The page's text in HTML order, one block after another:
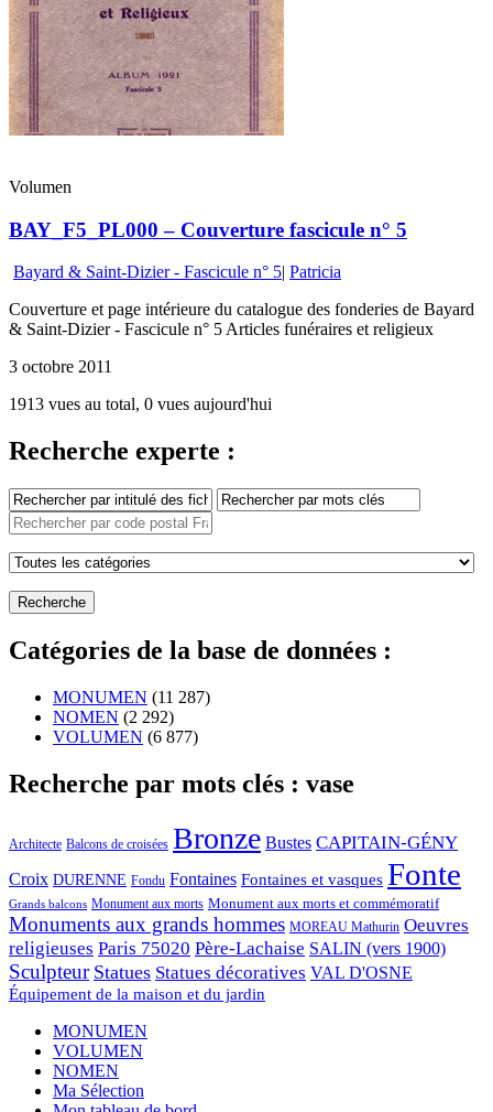
Volumen
BAY_F5_PL000 – Couverture fascicule n° 5
Bayard & Saint-Dizier - Fascicule n° 5| Patricia
Couverture et page intérieure du catalogue des fonderies de Bayard
& Saint-Dizier - Fascicule n° 5 Articles funéraires et religieux
3 octobre 2011
1913 vues au total, 0 vues aujourd'hui
Recherche experte :
Catégories de la base de données :
MONUMEN (11 287)
NOMEN (2 292)
VOLUMEN (6 877)
Recherche par mots clés : vase
Architecte Balcons de croisées Bronze Bustes CAPITAIN-GÉNY
Croix DURENNE Fondu Fontaines Fontaines et vasques Fonte
Grands balcons Monument aux morts Monument aux morts et commémoratif
Monuments aux grands hommes MOREAU Mathurin Oeuvres
religieuses Paris 75020 Père-Lachaise SALIN (vers 1900)
Sculpteur Statues Statues décoratives VAL D'OSNE
Équipement de la maison et du jardin
MONUMEN
VOLUMEN
NOMEN
Ma Sélection